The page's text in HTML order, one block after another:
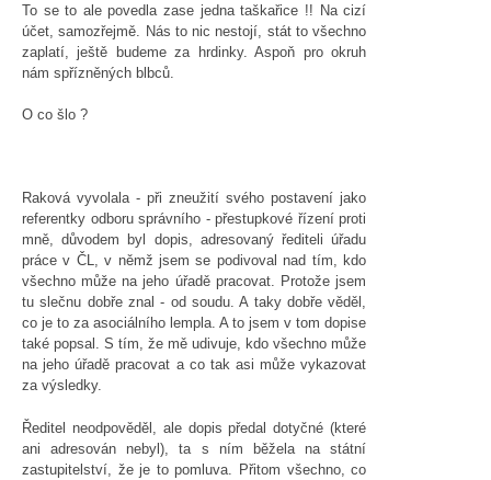
To se to ale povedla zase jedna taškařice !! Na cizí
účet, samozřejmě. Nás to nic nestojí, stát to všechno
zaplatí, ještě budeme za hrdinky. Aspoň pro okruh
nám spřízněných blbců.
O co šlo ?
Raková vyvolala - při zneužití svého postavení jako
referentky odboru správního - přestupkové řízení proti
mně, důvodem byl dopis, adresovaný řediteli úřadu
práce v ČL, v němž jsem se podivoval nad tím, kdo
všechno může na jeho úřadě pracovat. Protože jsem
tu slečnu dobře znal - od soudu. A taky dobře věděl,
co je to za asociálního lempla. A to jsem v tom dopise
také popsal. S tím, že mě udivuje, kdo všechno může
na jeho úřadě pracovat a co tak asi může vykazovat
za výsledky.
Ředitel neodpověděl, ale dopis předal dotyčné (které
ani adresován nebyl), ta s ním běžela na státní
zastupitelství, že je to pomluva. Přitom všechno, co